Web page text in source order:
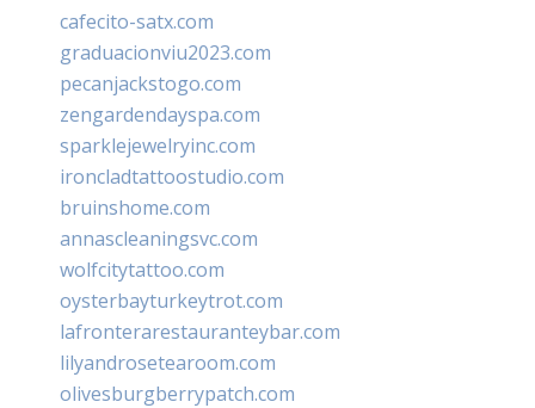
cafecito-satx.com
graduacionviu2023.com
pecanjackstogo.com
zengardendayspa.com
sparklejewelryinc.com
ironcladtattoostudio.com
bruinshome.com
annascleaningsvc.com
wolfcitytattoo.com
oysterbayturkeytrot.com
lafronterarestauranteybar.com
lilyandrosetearoom.com
olivesburgberrypatch.com